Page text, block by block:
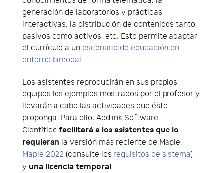
generación de laboratorios y prácticas
interactivas, la distribución de contenidos tanto
pasivos como activos, etc. Esto permite adaptar
el currículo a un escenario de educación en
entorno bimodal.
Los asistentes reproducirán en sus propios
equipos los ejemplos mostrados por el profesor y
llevarán a cabo las actividades que éste
proponga. Para ello, Addlink Software
Científico facilitará a los asistentes que lo
requieran la versión más reciente de Maple,
Maple 2022 (consulte los requisitos de sistema)
y una licencia temporal.